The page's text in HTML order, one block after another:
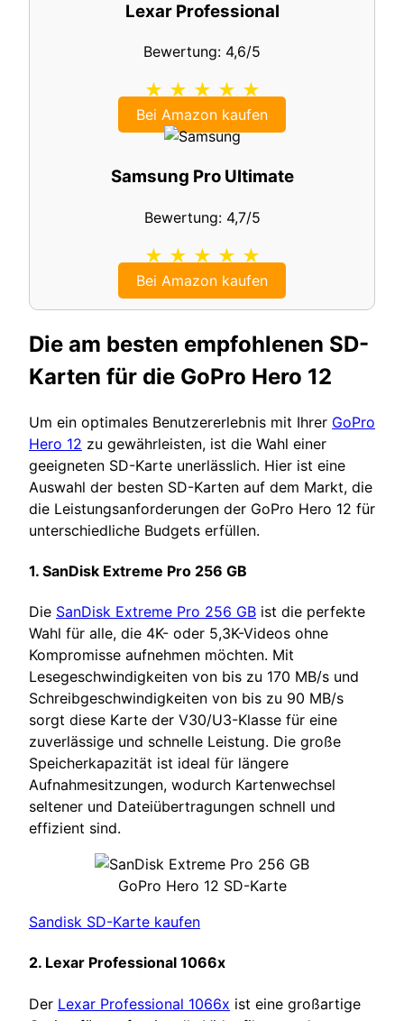
Lexar Professional
Bewertung: 4,6/5
★ ★ ★ ★ ★
Bei Amazon kaufen
Samsung Pro Ultimate
Bewertung: 4,7/5
★ ★ ★ ★ ★
Bei Amazon kaufen
Die am besten empfohlenen SD-
Karten für die GoPro Hero 12
Um ein optimales Benutzererlebnis mit Ihrer GoPro
Hero 12 zu gewährleisten, ist die Wahl einer
geeigneten SD-Karte unerlässlich. Hier ist eine
Auswahl der besten SD-Karten auf dem Markt, die
die Leistungsanforderungen der GoPro Hero 12 für
unterschiedliche Budgets erfüllen.
1. SanDisk Extreme Pro 256 GB
Die SanDisk Extreme Pro 256 GB ist die perfekte
Wahl für alle, die 4K- oder 5,3K-Videos ohne
Kompromisse aufnehmen möchten. Mit
Lesegeschwindigkeiten von bis zu 170 MB/s und
Schreibgeschwindigkeiten von bis zu 90 MB/s
sorgt diese Karte der V30/U3-Klasse für eine
zuverlässige und schnelle Leistung. Die große
Speicherkapazität ist ideal für längere
Aufnahmesitzungen, wodurch Kartenwechsel
seltener und Dateiübertragungen schnell und
effizient sind.
GoPro Hero 12 SD-Karte
Sandisk SD-Karte kaufen
2. Lexar Professional 1066x
Der Lexar Professional 1066x ist eine großartige